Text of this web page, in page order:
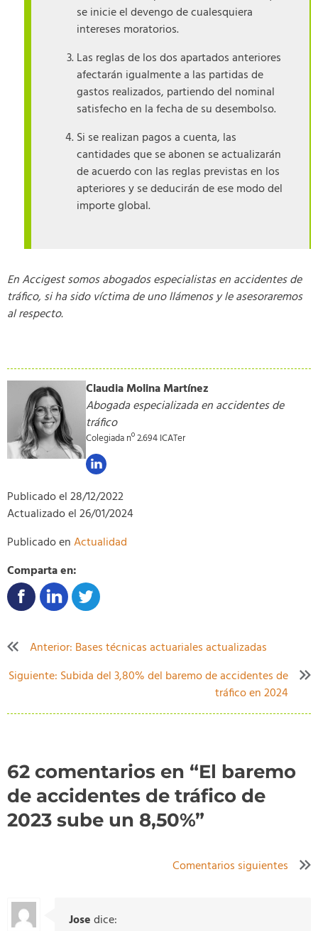
se inicie el devengo de cualesquiera
intereses moratorios.
Las reglas de los dos apartados anteriores
afectarán igualmente a las partidas de
gastos realizados, partiendo del nominal
satisfecho en la fecha de su desembolso.
Si se realizan pagos a cuenta, las
cantidades que se abonen se actualizarán
de acuerdo con las reglas previstas en los
apteriores y se deducirán de ese modo del
importe global.
En Accigest somos abogados especialistas en accidentes de
tráfico, si ha sido víctima de uno llámenos y le asesoraremos
al respecto.
Claudia Molina Martínez
Abogada especializada en accidentes de
tráfico
Colegiada nº 2.694 ICATer
Publicado el28/12/2022
Actualizado el26/01/2024
Publicado enActualidad
Comparta en:
Navegación
de
Anterior: Bases técnicas actuariales actualizadas
Siguiente: Subida del 3,80% del baremo de accidentes de
tráfico en 2024
62 comentarios en “El baremo
de accidentes de tráfico de
2023 sube un 8,50%”
comentarios
Comentarios siguientes
Jose dice: